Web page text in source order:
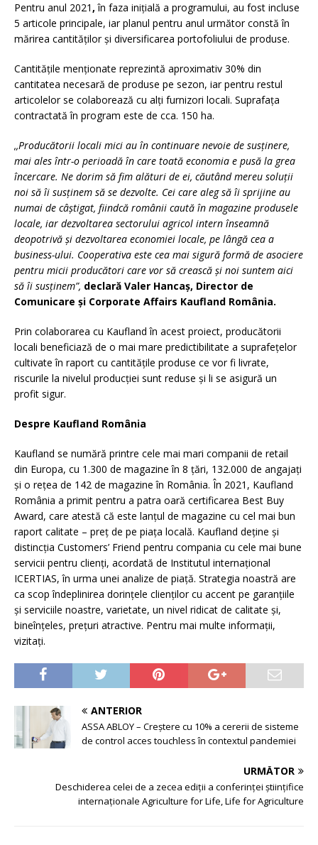
Pentru anul 2021, în faza inițială a programului, au fost incluse
5 articole principale, iar planul pentru anul următor constă în
mărirea cantităților și diversificarea portofoliului de produse.
Cantitățile menționate reprezintă aproximativ 30% din
cantitatea necesară de produse pe sezon, iar pentru restul
articolelor se colaborează cu alți furnizori locali. Suprafața
contractată în program este de cca. 150 ha.
,,Producătorii locali mici au în continuare nevoie de susținere,
mai ales într-o perioadă în care toată economia e pusă la grea
încercare. Ne dorim să fim alături de ei, căutând mereu soluții
noi să îi susținem să se dezvolte. Cei care aleg să îi sprijine au
numai de câștigat, fiindcă românii caută în magazine produsele
locale, iar dezvoltarea sectorului agricol intern înseamnă
deopotrivă și dezvoltarea economiei locale, pe lângă cea a
business-ului. Cooperativa este cea mai sigură formă de asociere
pentru micii producători care vor să crească și noi suntem aici
să îi susținem”, declară Valer Hancaș, Director de
Comunicare și Corporate Affairs Kaufland România.
Prin colaborarea cu Kaufland în acest proiect, producătorii
locali beneficiază de o mai mare predictibilitate a suprafețelor
cultivate în raport cu cantitățile produse ce vor fi livrate,
riscurile la nivelul producției sunt reduse și li se asigură un
profit sigur.
Despre Kaufland România
Kaufland se numără printre cele mai mari companii de retail
din Europa, cu 1.300 de magazine în 8 țări, 132.000 de angajați
și o rețea de 142 de magazine în România. În 2021, Kaufland
România a primit pentru a patra oară certificarea Best Buy
Award, care atestă că este lanțul de magazine cu cel mai bun
raport calitate – preț de pe piața locală. Kaufland deține și
distincția Customers’ Friend pentru compania cu cele mai bune
servicii pentru clienți, acordată de Institutul internațional
ICERTIAS, în urma unei analize de piață. Strategia noastră are
ca scop îndeplinirea dorinţele clienților cu accent pe garanţiile
şi serviciile noastre, varietate, un nivel ridicat de calitate şi,
bineînţeles, preţuri atractive. Pentru mai multe informaţii,
vizitaţi.
ANTERIOR
ASSA ABLOY – Creștere cu 10% a cererii de sisteme
de control acces touchless în contextul pandemiei
URMĂTOR
Deschiderea celei de a zecea ediții a conferinței științifice
internaționale Agriculture for Life, Life for Agriculture